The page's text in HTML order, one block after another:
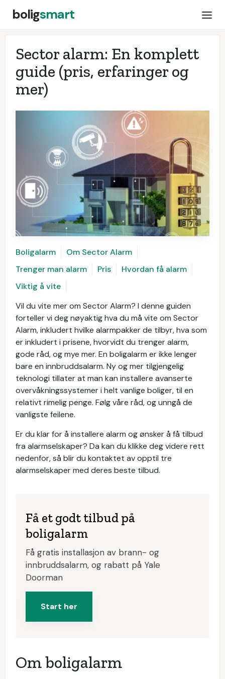
boligsmart
Sector alarm: En komplett
guide (pris, erfaringer og
mer)
Boligalarm
Om Sector Alarm
Trenger man alarm
Pris
Hvordan få alarm
Viktig å vite
Vil du vite mer om Sector Alarm? I denne guiden
forteller vi deg nøyaktig hva du må vite om Sector
Alarm, inkludert hvilke alarmpakker de tilbyr, hva som
er inkludert i prisene, hvorvidt du trenger alarm,
gode råd, og mye mer. En boligalarm er ikke lenger
bare en innbruddsalarm. Ny og mer tilgjengelig
teknologi tillater at man kan installere avanserte
overvåkningssystemer i helt vanlige boliger, til en
relativt rimelig penge. Følg våre råd, og unngå de
vanligste feilene.
Er du klar for å installere alarm og ønsker å få tilbud
fra alarmselskaper? Da kan du klikke deg videre rett
nedenfor, så blir du kontaktet av opptil tre
alarmselskaper med deres beste tilbud.
Få et godt tilbud på
boligalarm
Få gratis installasjon av brann- og
innbruddsalarm, og rabatt på Yale
Doorman
Start her
Om boligalarm